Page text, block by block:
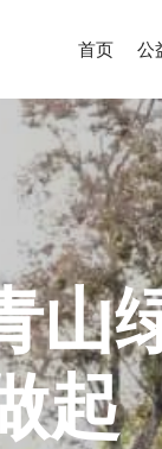
首页 公
山
起